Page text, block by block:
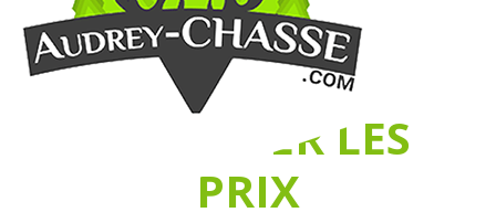
NE PERDEZ PLUS
DE TEMPS
CHASSER LES
PRIX